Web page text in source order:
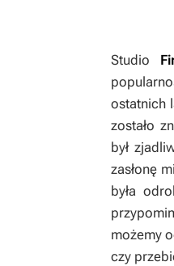
Studio
ostatnich
zostało
był
zasłonę
była
możemy
czy